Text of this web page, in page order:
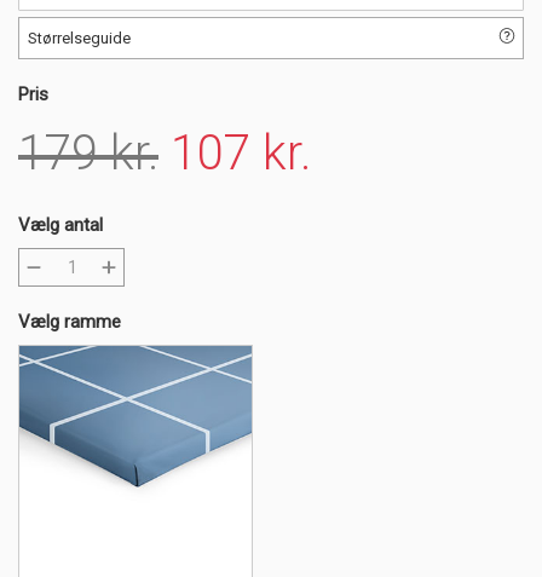
Størrelseguide
Pris
179 kr. 107 kr.
Vælg antal
Vælg ramme